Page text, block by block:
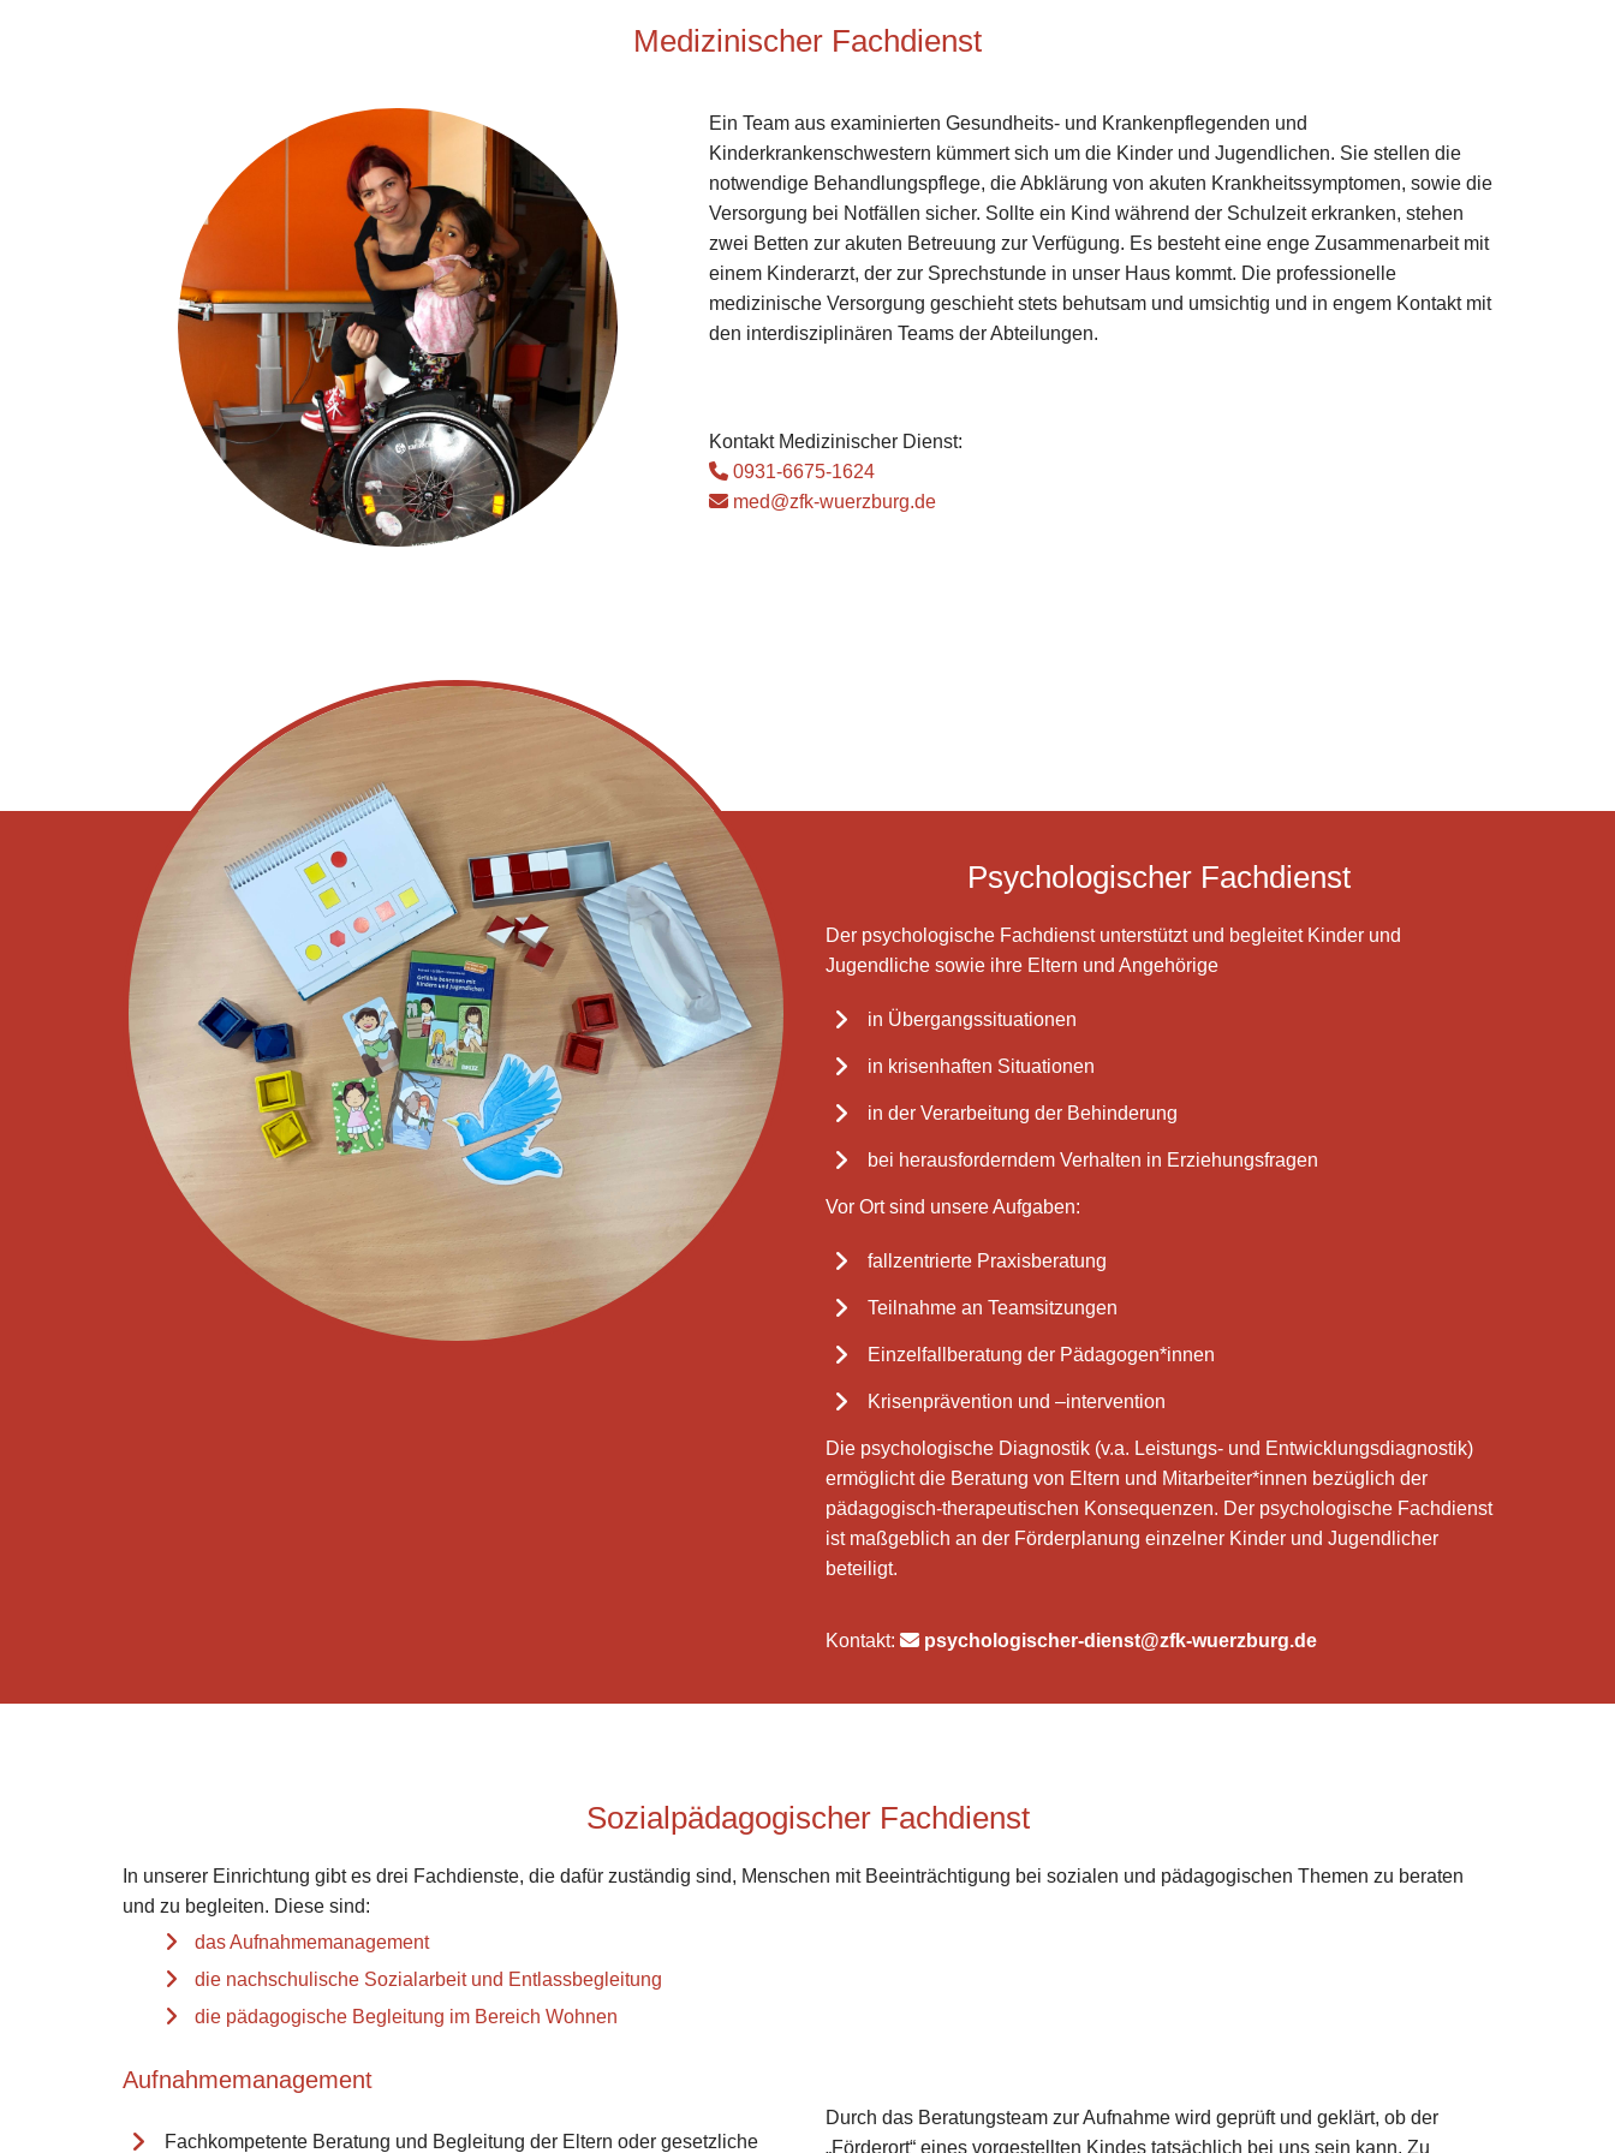
Medizinischer Fachdienst
Ein Team aus examinierten Gesundheits- und Krankenpflegenden und
Kinderkrankenschwestern kümmert sich um die Kinder und Jugendlichen. Sie stellen die
notwendige Behandlungspflege, die Abklärung von akuten Krankheitssymptomen, sowie die
Versorgung bei Notfällen sicher. Sollte ein Kind während der Schulzeit erkranken, stehen
zwei Betten zur akuten Betreuung zur Verfügung. Es besteht eine enge Zusammenarbeit mit
einem Kinderarzt, der zur Sprechstunde in unser Haus kommt. Die professionelle
medizinische Versorgung geschieht stets behutsam und umsichtig und in engem Kontakt mit
den interdisziplinären Teams der Abteilungen.
Kontakt Medizinischer Dienst:
0931-6675-1624
med@zfk-wuerzburg.de
Psychologischer Fachdienst
Der psychologische Fachdienst unterstützt und begleitet Kinder und
Jugendliche sowie ihre Eltern und Angehörige
in Übergangssituationen
in krisenhaften Situationen
in der Verarbeitung der Behinderung
bei herausforderndem Verhalten in Erziehungsfragen
Vor Ort sind unsere Aufgaben:
fallzentrierte Praxisberatung
Teilnahme an Teamsitzungen
Einzelfallberatung der Pädagogen*innen
Krisenprävention und –intervention
Die psychologische Diagnostik (v.a. Leistungs- und Entwicklungsdiagnostik)
ermöglicht die Beratung von Eltern und Mitarbeiter*innen bezüglich der
pädagogisch-therapeutischen Konsequenzen. Der psychologische Fachdienst
ist maßgeblich an der Förderplanung einzelner Kinder und Jugendlicher
beteiligt.
Kontakt:  psychologischer-dienst@zfk-wuerzburg.de
Sozialpädagogischer Fachdienst
In unserer Einrichtung gibt es drei Fachdienste, die dafür zuständig sind, Menschen mit Beeinträchtigung bei sozialen und pädagogischen Themen zu beraten
und zu begleiten. Diese sind:
das Aufnahmemanagement
die nachschulische Sozialarbeit und Entlassbegleitung
die pädagogische Begleitung im Bereich Wohnen
Aufnahmemanagement
Fachkompetente Beratung und Begleitung der Eltern oder gesetzliche
Durch das Beratungsteam zur Aufnahme wird geprüft und geklärt, ob der
„Förderort“ eines vorgestellten Kindes tatsächlich bei uns sein kann. Zu